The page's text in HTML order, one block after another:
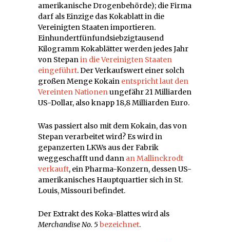
amerikanische Drogenbehörde); die Firma
darf als Einzige das Kokablatt in die
Vereinigten Staaten importieren.
Einhundertfünfundsiebzigtausend
Kilogramm Kokablätter werden jedes Jahr
von Stepanin die Vereinigten Staaten
eingeführt. Der Verkaufswert einer solch
großen Menge Kokain entspricht laut den
Vereinten Nationenungefähr 21 Milliarden
US-Dollar, also knapp 18,8 Milliarden Euro.
Was passiert also mit dem Kokain, das von
Stepan verarbeitet wird? Es wird in
gepanzerten LKWs aus der Fabrik
weggeschafft und dann an Mallinckrodt
verkauft, ein Pharma-Konzern, dessen US-
amerikanisches Hauptquartier sich in St.
Louis, Missouri befindet.
Der Extrakt des Koka-Blattes wird als
Merchandise No. 5bezeichnet.